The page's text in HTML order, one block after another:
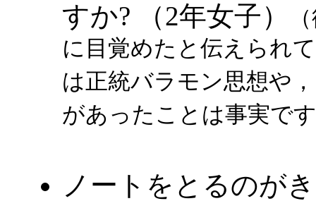
すか? （2年女子）
に目覚めたと伝えられ
は正統バラモン思想や
があったことは事実で
ノートをとるのが